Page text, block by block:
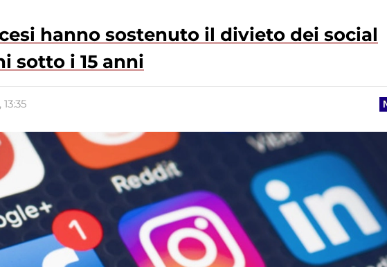
hanno sostenuto il divieto dei social
sotto i 15 anni